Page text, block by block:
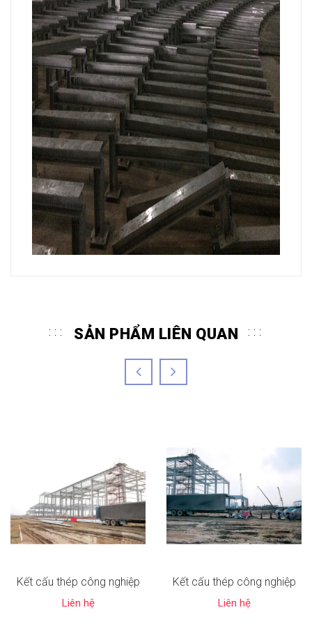
SẢN PHẨM LIÊN QUAN
Kết cấu thép công nghiệp
Liên hệ
Kết cấu thép công nghiệp
Liên hệ